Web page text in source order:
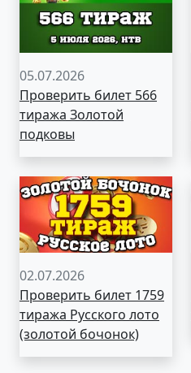
05.07.2026
Проверить билет 566
тиража Золотой
подковы
02.07.2026
Проверить билет 1759
тиража Русского лото
(золотой бочонок)